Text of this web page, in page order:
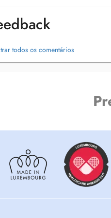
a comfortable and professional
CMDK ist eine moderne
zahnmedizinische Qualität mit
spezialisiertes Team begleitet Sie mit
todos os comentários